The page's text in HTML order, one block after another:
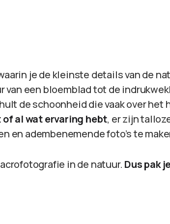
je de kleinste details van de
een bloemblad tot de
de schoonheid die vaak over het
of al wat ervaring hebt, er zijn
en adembenemende foto’s te
in de natuur. Dus pak